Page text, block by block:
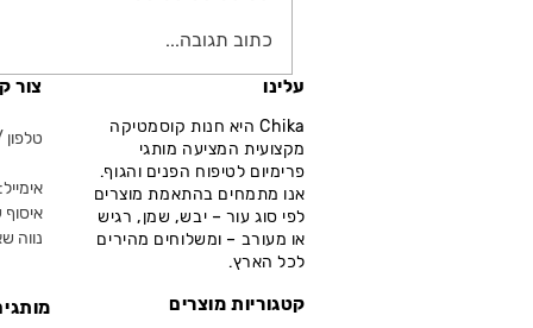
כתוב תגובה...
צור
טלפון /
אימייל: info@chika.co.il
איסוף
נווה
עלינו
Chika היא חנות קוסמטיקה
מקצועית המציעה מותגי
פרימיום לטיפוח הפנים והגוף.
אנו מתמחים בהתאמת מוצרים
לפי סוג עור – יבש, שמן, רגיש
או מעורב – ומשלוחים מהירים
לכל הארץ.
קטגוריות מוצרים